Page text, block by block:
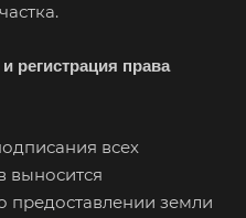
регистрация права
всех
выносится
предоставлении земли